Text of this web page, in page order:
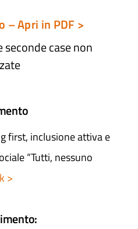
– Apri in PDF >
seconde case non
first, inclusione attiva e
“Tutti, nessuno
>